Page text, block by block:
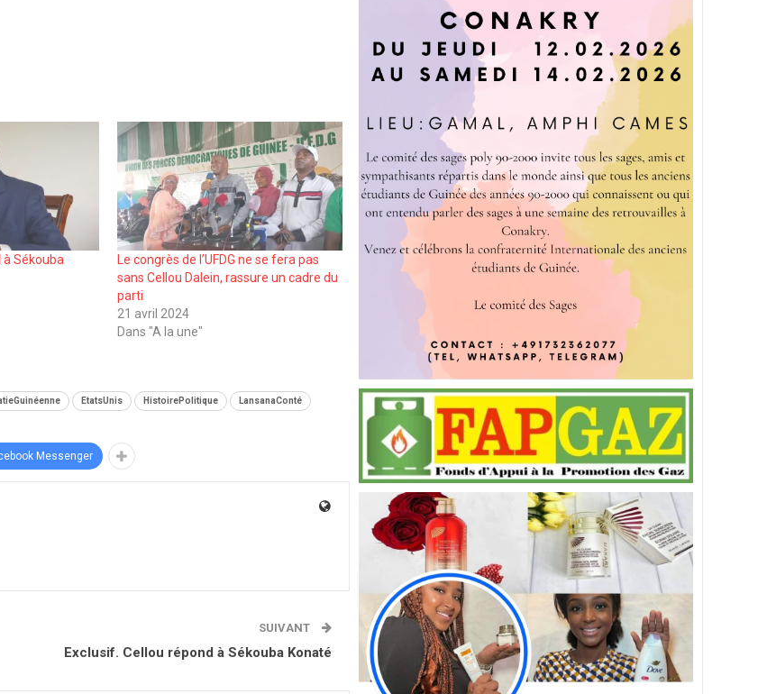
à Sékouba
Le congrès de l’UFDG ne se fera pas
sans Cellou Dalein, rassure un cadre du
parti
21 avril 2024
Dans "A la une"
EtatsUnis HistoirePolitique LansanaConté
Messenger
SUIVANT
Exclusif. Cellou répond à Sékouba Konaté